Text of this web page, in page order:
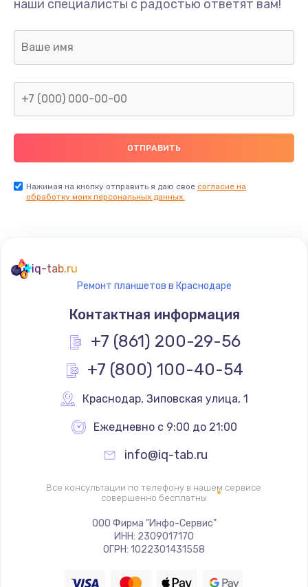
Заказать
Замена вибро элемента
Заказать
Восстановление дорожек платы
Заказать
350 руб.
Заказать
Настройка программного обеспечения
Заказать
Прошивка устройства (с сохранением данных)
3300 руб.
Заказать
наши специалисты с радостью ответят вам!
Нажимая на кнопку отправить я даю свое согласие на
обработку моих персональных данных.
iq-tab.ru
Ремонт планшетов в Краснодаре
Контактная информация
+7 (861) 200-29-56
+7 (800) 100-40-54
Краснодар, Зиповская улица, 1
Ежедневно с 9:00 до 21:00
info@iq-tab.ru
Все консультации по телефону в нашем сервисе
совершенно бесплатны
ООО Фирма "Инфо-Сервис"
ИНН: 2309017170
ОГРН: 1022301431558